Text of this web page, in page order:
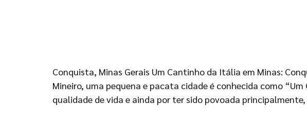
Conquista, Minas Gerais Um Cantinho da Itália em Minas:
Mineiro, uma pequena e pacata cidade é conhecida como
qualidade de vida e ainda por ter sido povoada